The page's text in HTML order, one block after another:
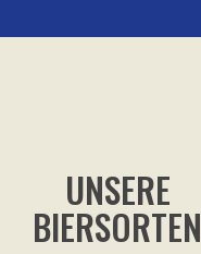
UNSERE
BIERSORTEN